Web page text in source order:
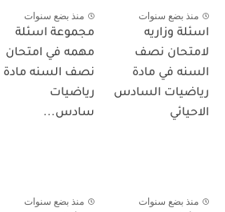
منذ بضع سنوات
اسئلة وزاريه
لامتحان نصف
السنه في مادة
رياضيات السادس
الاحيائي
منذ بضع سنوات
مجموعة اسئلة
مهمه في امتحان
نصف السنه مادة
رياضيات
سادس...
منذ بضع سنوات منذ بضع سنوات